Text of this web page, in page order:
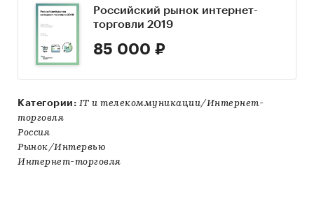
Российский рынок интернет-
торговли 2019
85 000 ₽
Категории: IT и телекоммуникации/Интернет-
торговля
Россия
Рынок/Интервью
Интернет-торговля